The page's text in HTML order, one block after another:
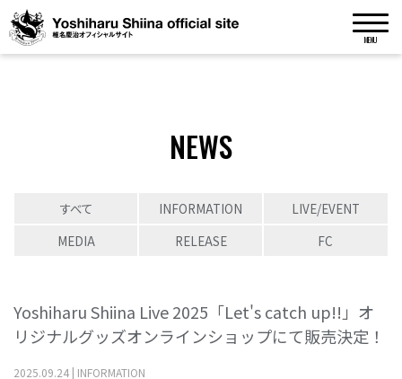
MENU
NEWS
すべて INFORMATION
LIVE/EVENT
MEDIA
RELEASE FC
Yoshiharu Shiina Live 2025「Let's catch up!!」オ
リジナルグッズオンラインショップにて販売決定！
2025.09.24 | INFORMATION